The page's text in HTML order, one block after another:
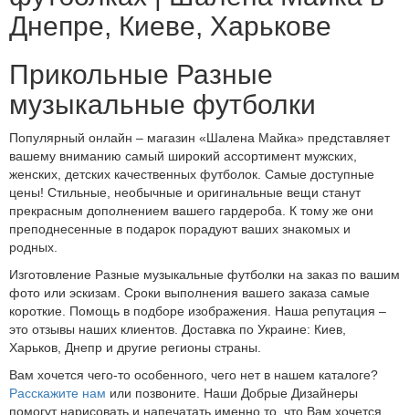
Днепре, Киеве, Харькове
Прикольные Разные
музыкальные футболки
Популярный онлайн – магазин «Шалена Майка» представляет
вашему вниманию самый широкий ассортимент мужских,
женских, детских качественных футболок. Самые доступные
цены! Стильные, необычные и оригинальные вещи станут
прекрасным дополнением вашего гардероба. К тому же они
преподнесенные в подарок порадуют ваших знакомых и
родных.
Изготовление Разные музыкальные футболки на заказ по вашим
фото или эскизам. Сроки выполнения вашего заказа самые
короткие. Помощь в подборе изображения. Наша репутация –
это отзывы наших клиентов. Доставка по Украине: Киев,
Харьков, Днепр и другие регионы страны.
Вам хочется чего-то особенного, чего нет в нашем каталоге?
Расскажите нам или позвоните. Наши Добрые Дизайнеры
помогут нарисовать и напечатать именно то, что Вам хочется.